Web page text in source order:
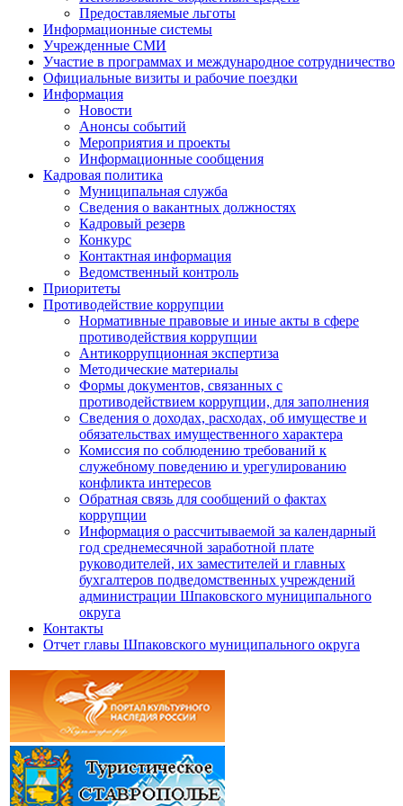
Предоставляемые льготы
Информационные системы
Учрежденные СМИ
Участие в программах и международное сотрудничество
Официальные визиты и рабочие поездки
Информация
Новости
Анонсы событий
Мероприятия и проекты
Информационные сообщения
Кадровая политика
Муниципальная служба
Сведения о вакантных должностях
Кадровый резерв
Конкурс
Контактная информация
Ведомственный контроль
Приоритеты
Противодействие коррупции
Нормативные правовые и иные акты в сфере
противодействия коррупции
Антикоррупционная экспертиза
Методические материалы
Формы документов, связанных с
противодействием коррупции, для заполнения
Сведения о доходах, расходах, об имуществе и
обязательствах имущественного характера
Комиссия по соблюдению требований к
служебному поведению и урегулированию
конфликта интересов
Обратная связь для сообщений о фактах
коррупции
Информация о рассчитываемой за календарный
год среднемесячной заработной плате
руководителей, их заместителей и главных
бухгалтеров подведомственных учреждений
администрации Шпаковского муниципального
округа
Контакты
Отчет главы Шпаковского муниципального округа